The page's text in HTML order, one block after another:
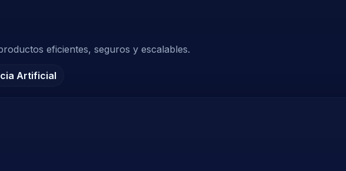
eficientes, seguros y escalables.
Artificial